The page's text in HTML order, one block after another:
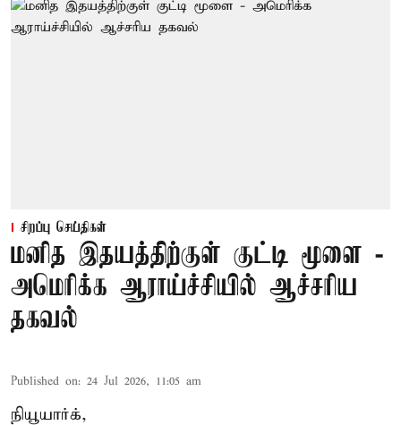
சிறப்பு செய்திகள்
மனித இதயத்திற்குள் குட்டி மூளை -
அமெரிக்க ஆராய்ச்சியில் ஆச்சரிய
தகவல்
Published on: 24 Jul 2026, 11:05 am
நியூயார்க்,